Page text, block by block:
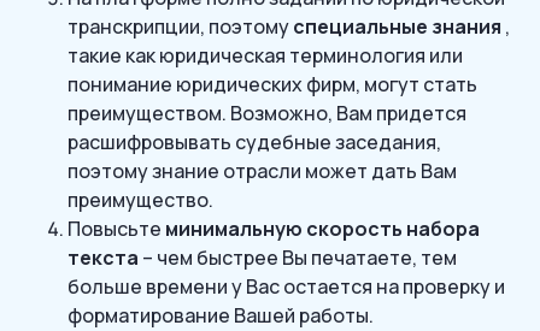
транскрипции, поэтомуспециальные знания ,
такие как юридическая терминология или
понимание юридических фирм, могут стать
преимуществом. Возможно, Вам придется
расшифровывать судебные заседания,
поэтому знание отрасли может дать Вам
преимущество.
Повысьте минимальную скорость набора
текста – чем быстрее Вы печатаете, тем
больше времени у Вас остается на проверку и
форматирование Вашей работы.